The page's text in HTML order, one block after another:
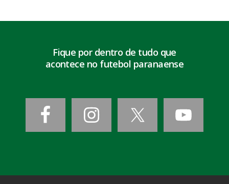
Fique por dentro de tudo que
acontece no futebol paranaense